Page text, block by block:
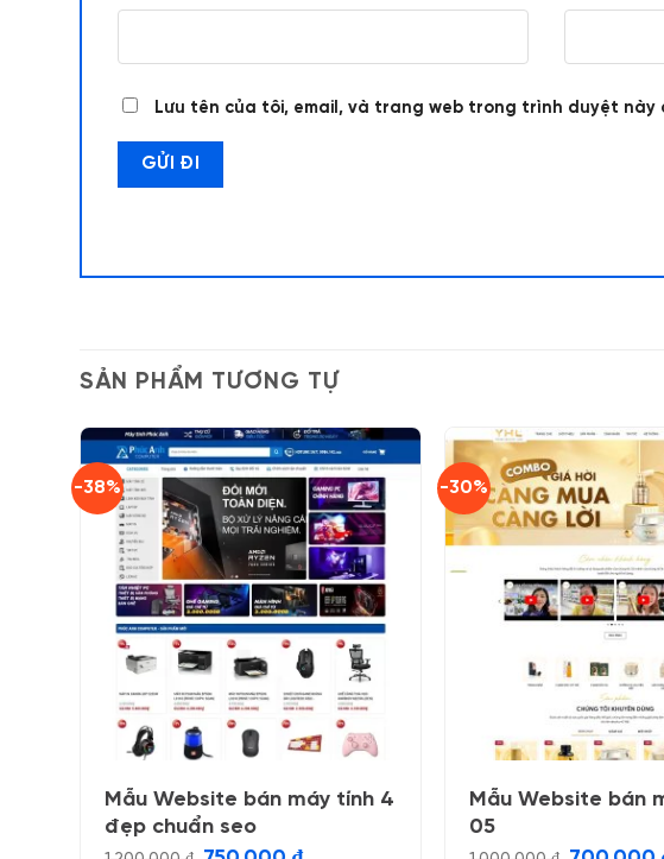
Lưu tên của tôi, email, và trang web trong trình duyệt này
SẢN PHẨM TƯƠNG TỰ
-38%
Mẫu Website bán máy tính 4
đẹp chuẩn seo
Giá
Giá
-30%
Mẫu Website bán
05
Giá